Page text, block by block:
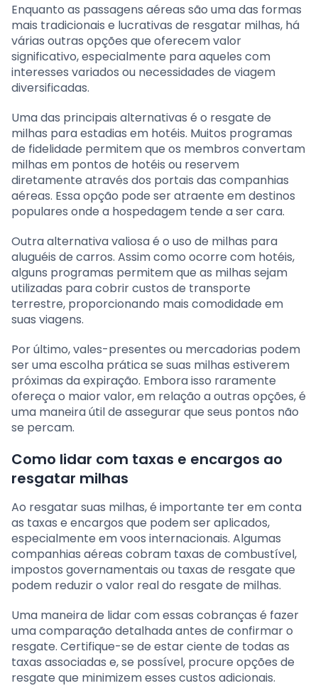
Enquanto as passagens aéreas são uma das formas
mais tradicionais e lucrativas de resgatar milhas, há
várias outras opções que oferecem valor
significativo, especialmente para aqueles com
interesses variados ou necessidades de viagem
diversificadas.
Uma das principais alternativas é o resgate de
milhas para estadias em hotéis. Muitos programas
de fidelidade permitem que os membros convertam
milhas em pontos de hotéis ou reservem
diretamente através dos portais das companhias
aéreas. Essa opção pode ser atraente em destinos
populares onde a hospedagem tende a ser cara.
Outra alternativa valiosa é o uso de milhas para
aluguéis de carros. Assim como ocorre com hotéis,
alguns programas permitem que as milhas sejam
utilizadas para cobrir custos de transporte
terrestre, proporcionando mais comodidade em
suas viagens.
Por último, vales-presentes ou mercadorias podem
ser uma escolha prática se suas milhas estiverem
próximas da expiração. Embora isso raramente
ofereça o maior valor, em relação a outras opções, é
uma maneira útil de assegurar que seus pontos não
se percam.
Como lidar com taxas e encargos ao
resgatar milhas
Ao resgatar suas milhas, é importante ter em conta
as taxas e encargos que podem ser aplicados,
especialmente em voos internacionais. Algumas
companhias aéreas cobram taxas de combustível,
impostos governamentais ou taxas de resgate que
podem reduzir o valor real do resgate de milhas.
Uma maneira de lidar com essas cobranças é fazer
uma comparação detalhada antes de confirmar o
resgate. Certifique-se de estar ciente de todas as
taxas associadas e, se possível, procure opções de
resgate que minimizem esses custos adicionais.